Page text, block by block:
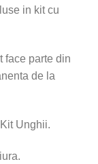
in kit cu
face parte din
de la
Unghii.